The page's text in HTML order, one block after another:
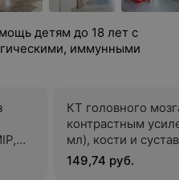
детям до 18 лет с
иммунными
КТ головного
контрастным
мл), кости и
MIP, MinIP, SSD,
криволинейная
149,74 руб.